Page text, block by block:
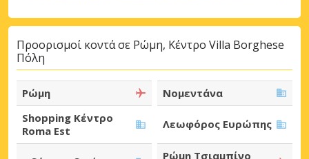
Προορισμοί κοντά σε Ρώμη, Κέντρο Villa Borghese
Πόλη
Ρώμη
Νομεντάνα
Shopping Κέντρο
Roma Est
Λεωφόρος Ευρώπης
Ρώμη Τσιαμπίνο